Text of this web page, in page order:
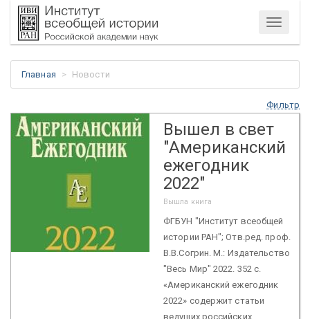
Меню
Главная Новости
Фильтр
Вышел в свет
"Американский
ежегодник
2022"
Вышла книга
ФГБУН "Институт всеобщей
истории РАН"; Отв.ред. проф.
В.В.Согрин. М.: Издательство
"Весь Мир" 2022. 352 с.
«Американский ежегодник
2022» содержит статьи
ведущих российских